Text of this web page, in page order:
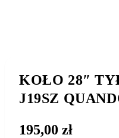
KOŁO 28″
J19SZ
195,00 zł